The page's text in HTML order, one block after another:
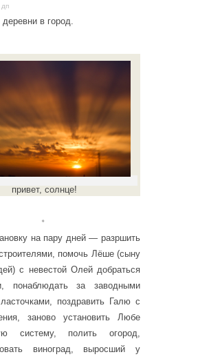
в город.
привет, солнце!
。
на пару дней — разршить
помочь Лёше (сыну
с невестой Олей добраться
понаблюдать за заводными
поздравить Галю с
заново установить Любе
систему, полить огород,
виноград, выросший у